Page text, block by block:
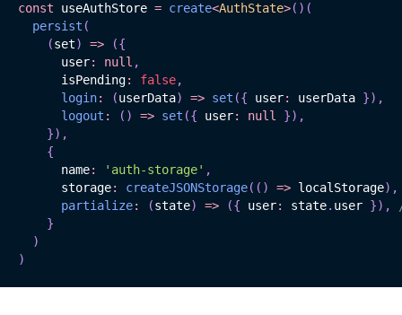
const useAuthStore = create<AuthState>( ) (
persist (
(set) => ({
      user
: null ,
      isPending
: false,
login: (userData) => set ({ user: userData }) ,
logout : ( ) => set ({ user: null }) ,
}) ,
{
      name
: 'auth-storage' ,
      storage
: createJSONStorage( ( ) => localStorage) ,
partialize: (state) => ({ user: state. user }) ,
}
)
)